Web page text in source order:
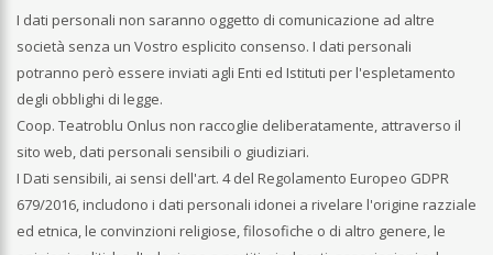
I dati personali non saranno oggetto di comunicazione ad altre
società senza un Vostro esplicito consenso. I dati personali
potranno però essere inviati agli Enti ed Istituti per l'espletamento
degli obblighi di legge.
Coop. Teatroblu Onlus non raccoglie deliberatamente, attraverso il
sito web, dati personali sensibili o giudiziari.
I Dati sensibili, ai sensi dell'art. 4 del Regolamento Europeo GDPR
679/2016, includono i dati personali idonei a rivelare l'origine razziale
ed etnica, le convinzioni religiose, filosofiche o di altro genere, le